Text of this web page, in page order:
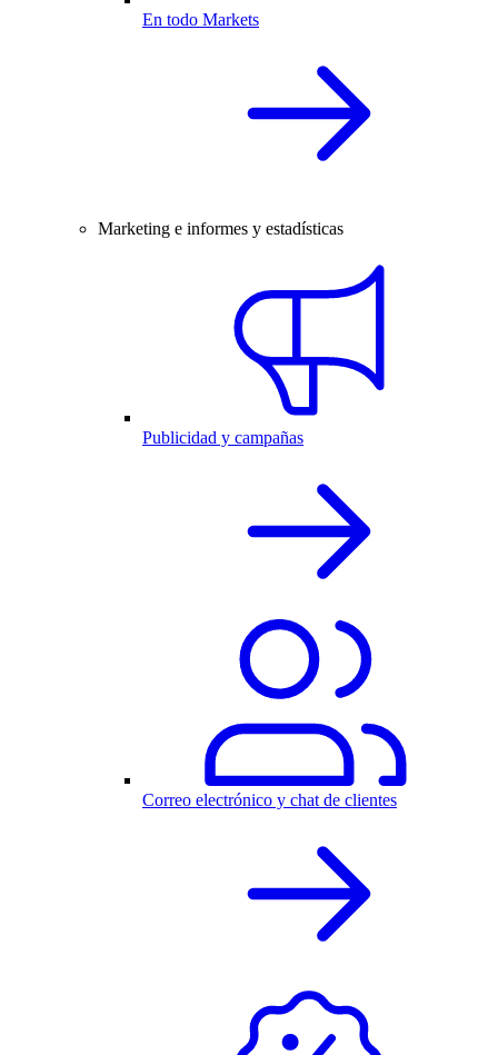
En todo Markets
Marketing e informes y estadísticas
Publicidad y campañas
Correo electrónico y chat de clientes